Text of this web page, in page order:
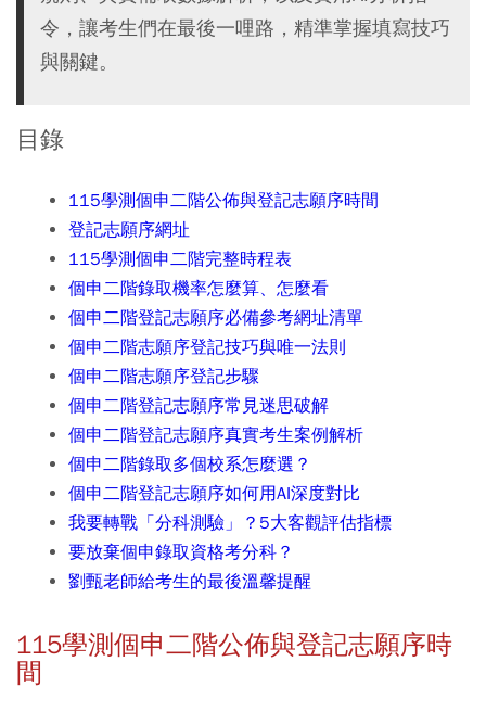
令，讓考生們在最後一哩路，精準掌握填寫技巧
與關鍵。
目錄
115學測個申二階公佈與登記志願序時間
登記志願序網址
115學測個申二階完整時程表
個申二階錄取機率怎麼算、怎麼看
個申二階登記志願序必備參考網址清單
個申二階志願序登記技巧與唯一法則
個申二階志願序登記步驟
個申二階登記志願序常見迷思破解
個申二階登記志願序真實考生案例解析
個申二階錄取多個校系怎麼選？
個申二階登記志願序如何用AI深度對比
我要轉戰「分科測驗」？5大客觀評估指標
要放棄個申錄取資格考分科？
劉甄老師給考生的最後溫馨提醒
115學測個申二階公佈與登記志願序時
間